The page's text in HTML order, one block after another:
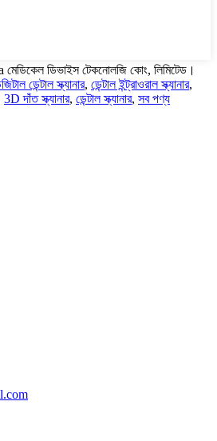
ডিভাইস টেকনোলজি কোং, লিমিটেড।
ডেন্টাল স্ক্যানার, ডেন্টাল ইন্ট্রাওরাল স্ক্যানার,
3D দাঁত স্ক্যানার, ডেন্টাল স্ক্যানার, সব পণ্য